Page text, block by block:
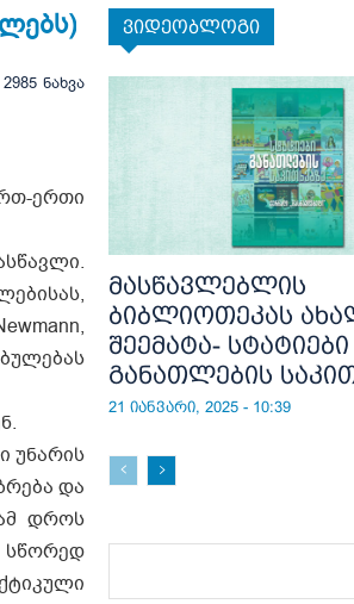
2985 ნახვა
ერთი
უნარის
და
დროს
სწორედ
ვიდეობლოგი
მასწავლებლის
ბიბლიოთეკას
შეემატა- სტატიები
განათლების
21 იანვარი, 2025 - 10:39